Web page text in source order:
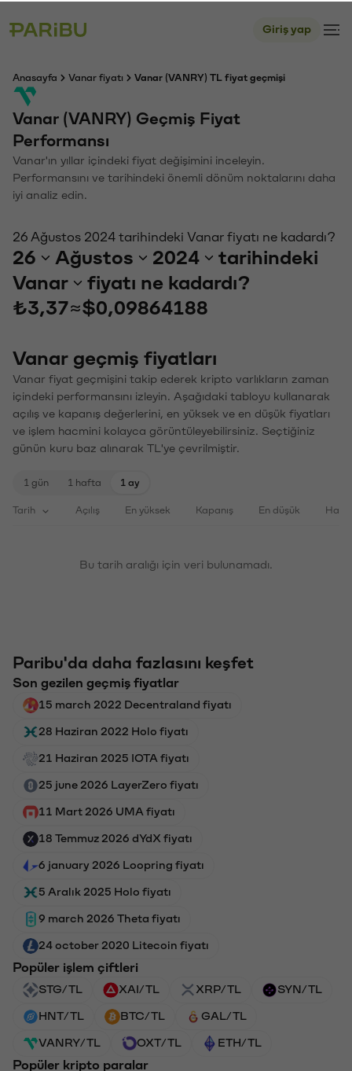
Giriş yap
Anasayfa Vanar fiyatı Vanar (VANRY) TL fiyat geçmişi
Vanar (VANRY) Geçmiş Fiyat
Performansı
Vanar'ın yıllar içindeki fiyat değişimini inceleyin.
Performansını ve tarihindeki önemli dönüm noktalarını daha
iyi analiz edin.
26 Ağustos 2024 tarihindeki Vanar fiyatı ne kadardı?
26 Ağustos 2024
tarihindeki
Vanar
fiyatı ne kadardı?
₺3,37≈$0,09864188
Vanar geçmiş fiyatları
Vanar fiyat geçmişini takip ederek kripto varlıkların zaman
içindeki performansını izleyin. Aşağıdaki tabloyu kullanarak
açılış ve kapanış değerlerini, en yüksek ve en düşük fiyatları
ve işlem hacmini kolayca görüntüleyebilirsiniz. Seçtiğiniz
günün kuru baz alınarak TL'ye çevrilmiştir.
1 gün 1 hafta 1 ay
Tarih Açılış En yüksek Kapanış En düşük
Bu tarih aralığı için veri bulunamadı.
Paribu'da daha fazlasını keşfet
Son gezilen geçmiş fiyatlar
15 march 2022 Decentraland fiyatı
28 Haziran 2022 Holo fiyatı
21 Haziran 2025 IOTA fiyatı
25 june 2026 LayerZero fiyatı
11 Mart 2026 UMA fiyatı
18 Temmuz 2026 dYdX fiyatı
6 january 2026 Loopring fiyatı
5 Aralık 2025 Holo fiyatı
9 march 2026 Theta fiyatı
24 october 2020 Litecoin fiyatı
Popüler işlem çiftleri
STG/TL XAI/TL XRP/TL SYN/TL
HNT/TL BTC/TL GAL/TL
VANRY/TL OXT/TL ETH/TL
Popüler kripto paralar